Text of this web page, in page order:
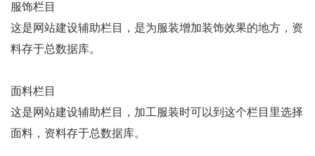
服饰栏目
这是网站建设辅助栏目，是为服装增加装饰效果的地方，资
料存于总数据库。
面料栏目
这是网站建设辅助栏目，加工服装时可以到这个栏目里选择
面料，资料存于总数据库。